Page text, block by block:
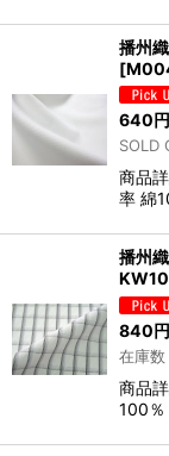
播州
[
640円
SOLD
商品
率 綿
播州
840円
在庫
商品
100